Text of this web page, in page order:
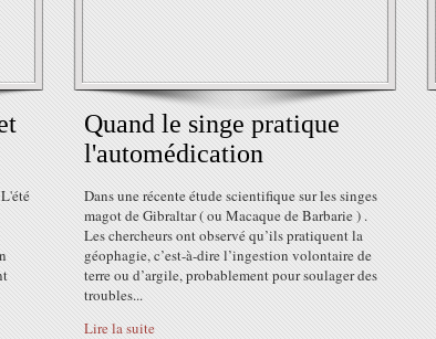
Quand le singe pratique
l'automédication
Dans une récente étude scientifique sur les singes
magot de Gibraltar ( ou Macaque de Barbarie ) .
Les chercheurs ont observé qu’ils pratiquent la
géophagie, c’est-à-dire l’ingestion volontaire de
terre ou d’argile, probablement pour soulager des
troubles...
Lire la suite